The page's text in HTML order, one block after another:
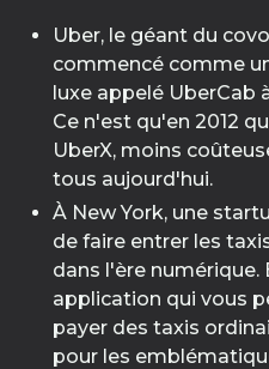
Uber, le géant du
commencé comme
luxe appelé UberCab
Ce n'est qu'en 2012
UberX, moins
tous aujourd'hui.
À New York, une
de faire entrer les
dans l'ère numérique.
application qui vous
payer des taxis
pour les